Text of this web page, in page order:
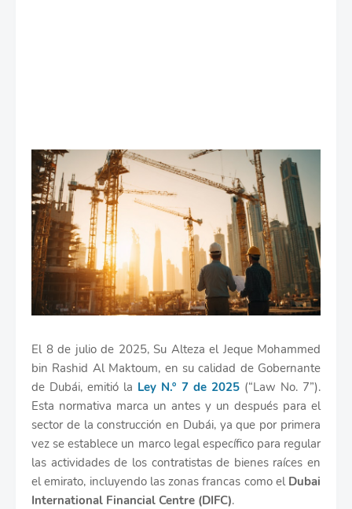
El 8 de julio de 2025, Su Alteza el Jeque Mohammed
bin Rashid Al Maktoum, en su calidad de Gobernante
de Dubái, emitió la Ley N.º 7 de 2025(“Law No. 7”).
Esta normativa marca un antes y un después para el
sector de la construcción en Dubái, ya que por primera
vez se establece un marco legal específico para regular
las actividades de los contratistas de bienes raíces en
el emirato, incluyendo las zonas francas como el Dubai
International Financial Centre (DIFC).